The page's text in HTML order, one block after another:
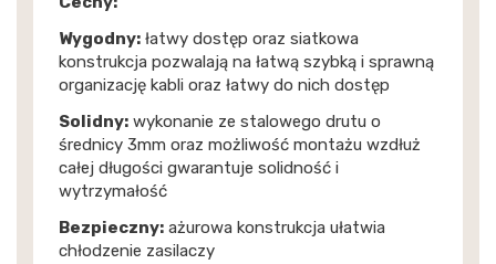
Wygodny:łatwy dostęp oraz siatkowa
konstrukcja pozwalają na łatwą szybką i sprawną
organizację kabli oraz łatwy do nich dostęp
Solidny:wykonanie ze stalowego drutu o
średnicy 3mm oraz możliwość montażu wzdłuż
całej długości gwarantuje solidność i
wytrzymałość
Bezpieczny:ażurowa konstrukcja ułatwia
chłodzenie zasilaczy